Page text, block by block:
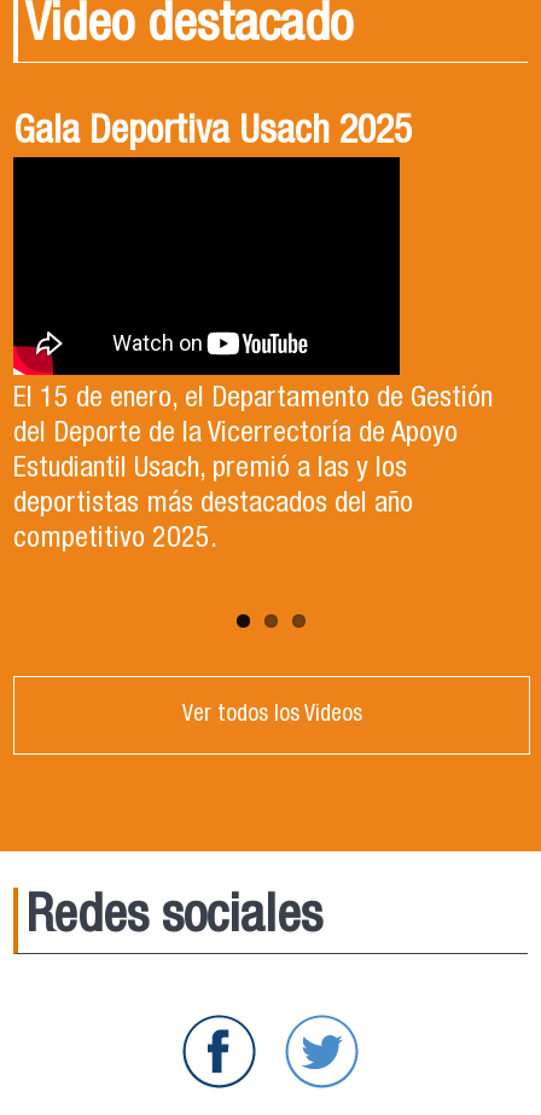
Video destacado
Gala Deportiva Usach 2025
El 15 de enero, el Departamento de Gestión
del Deporte de la Vicerrectoría de Apoyo
Estudiantil Usach, premió a las y los
deportistas más destacados del año
competitivo 2025.
Usach en el Territorio, capítulo 2
En este segundo capítulo conoceremos el
Proyecto Ludo Inclusión, liderado por el
profesor Claudio Farías y estudiantes de
Pedagogía en Educación Física de la Facultad
de Ciencias Médicas de la Uni
Candidatura Director de Escuela
Te invitamos a revisar el video de nuestro
candidato , el Dr. Celso Sanchez para el cargo
de Director de Escuela período 2025-2026.
Ver todos los Videos
Redes sociales